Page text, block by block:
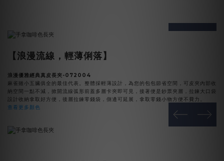
prev next
【浪漫流線，輕薄俐落】
浪漫優雅經典真皮長夾-072004
麻雀雖小五臟俱全的最佳代表。整體採輕薄設計，為您的包包節省空間，可皮夾內部收
納空間一點不減，掀開流線弧形前蓋多層卡夾即可見，接著便是鈔票夾層，拉鍊大口袋
設計收納拿取好方便，後層拉鍊零錢袋，側邊可延展，拿取零錢小物方便不費力。
查看更多顏色
prev next